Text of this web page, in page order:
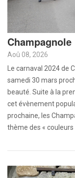
Champagnole
Aoû 08, 2026
Le carnaval 2024 de
samedi 30 mars
beauté. Suite à la
cet évènement
prochaine, les
thème des « couleurs